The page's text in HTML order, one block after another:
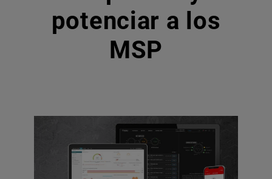
potenciar a los
MSP